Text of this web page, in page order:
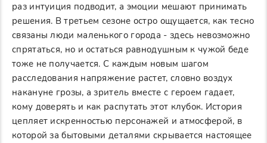
раз интуиция подводит, а эмоции мешают принимать
решения. В третьем сезоне остро ощущается, как тесно
связаны люди маленького города - здесь невозможно
спрятаться, но и остаться равнодушным к чужой беде
тоже не получается. С каждым новым шагом
расследования напряжение растет, словно воздух
накануне грозы, а зритель вместе с героем гадает,
кому доверять и как распутать этот клубок. История
цепляет искренностью персонажей и атмосферой, в
которой за бытовыми деталями скрывается настоящее